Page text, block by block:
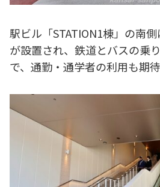
駅ビル「STATION1棟」の南
が設置され、鉄道とバスの乗
で、通勤・通学者の利用も期待